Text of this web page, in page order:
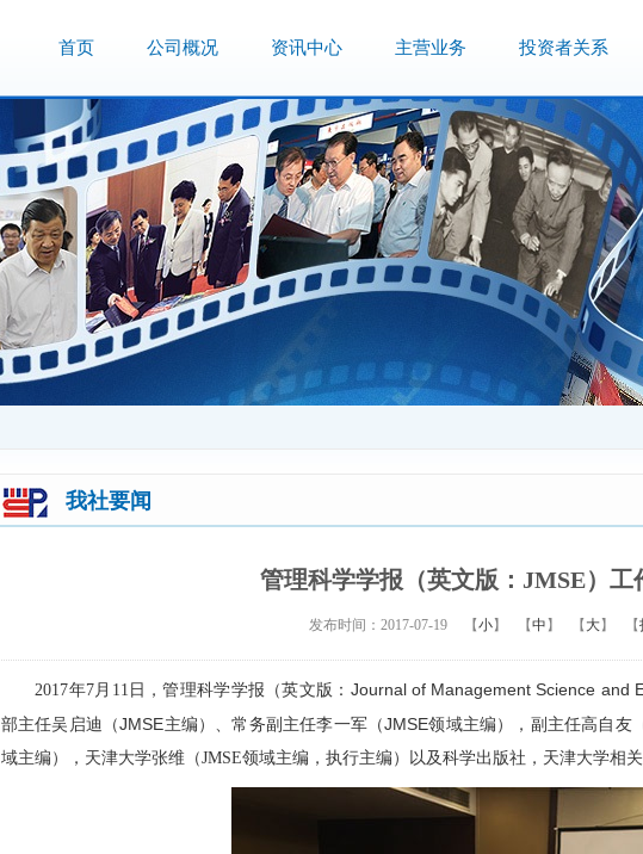
首页 公司概况 资讯中心 主营业务 投资者关系
我社要闻
管理科学学报（英文版：JMSE）工
发布时间：2017-07-19 【小】 【中 】 【 大】 【
2017年7月11日，管理科学学报（英文版： Journal of Management Science and
部主任吴启迪（JMSE主编）、常务副主任李一军（JMSE领域主编），副主任高自友
域主编），天津大学张维（JMSE领域主编，执行主编）以及科学出版社，天津大学相关